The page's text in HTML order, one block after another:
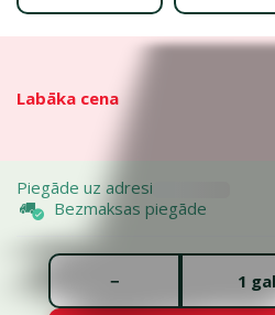
Labāka cena
Piegāde uz adresi
Bezmaksas piegāde
−